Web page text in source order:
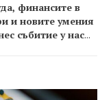
финансите в
и новите умения
събитие у нас...